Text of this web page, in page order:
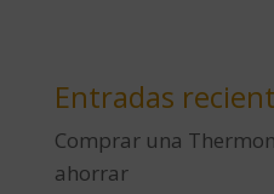
Entradas
Comprar una
ahorrar